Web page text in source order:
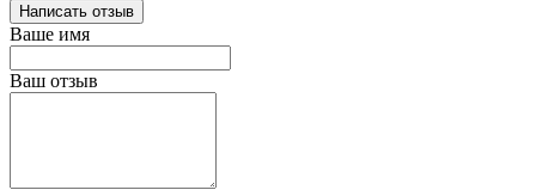
Написать отзыв
Ваше имя
Ваш отзыв